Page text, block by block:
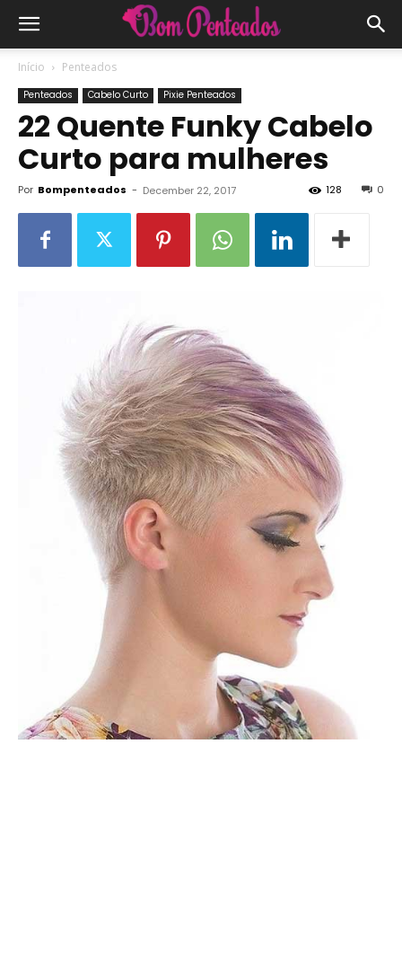
Início Penteados
Penteados Cabelo Curto Pixie Penteados
22 Quente Funky Cabelo
Curto para mulheres
Por Bompenteados - December 22, 2017 0
128